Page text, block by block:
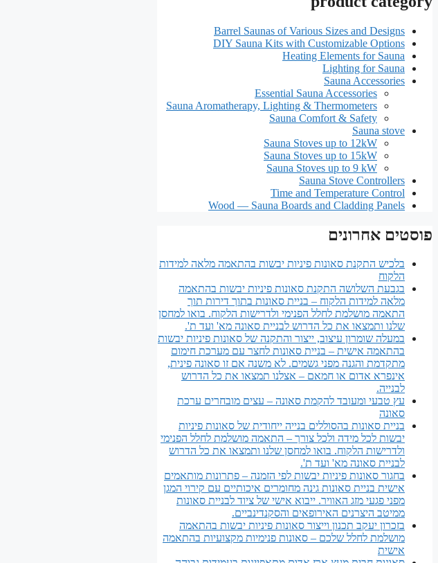
Barrel Saunas of Various Sizes and Designs
DIY Sauna Kits with Customizable Options
Heating Elements for Sauna
Lighting for Sauna
Sauna Accessories
Essential Sauna Accessories
Sauna Aromatherapy, Lighting & Thermometers
Sauna Comfort & Safety
Sauna stove
Sauna Stoves up to 12kW
Sauna Stoves up to 15kW
Sauna Stoves up to 9 kW
Sauna Stove Controllers
Time and Temperature Control
Wood — Sauna Boards and Cladding Panels
פוסטים אחרונים
בלכיש התקנת סאונות פיניות יבשות בהתאמה מלאה למידות
הלקוח
בגבעת השלושה התקנת סאונות פיניות יבשות בהתאמה
מלאה למידות הלקוח – בניית סאונות בתוך דירות תוך
התאמה מושלמת לחלל הפנימי ולדרישות הלקוח. בואו למחסן
שלנו ותמצאו את כל הדרוש לבניית סאונה מא' ועד ת'.
במעלה שומרון עיצוב, ייצור והתקנה של סאונות פיניות יבשות
בהתאמה אישית – בניית סאונות לחצר עם מערכת חימום
מתקדמת והגנה מפני גשמים. לא משנה אם זו סאונה פינית,
אינפרא אדום או חמאם – אצלנו תמצאו את כל הדרוש
לבנייה.
עץ טבעי ומעובד להקמת סאונה – עצים מובחרים ערכת
סאונה
בניית סאונות בהסוללים בנייה ייחודית של סאונות פיניות
יבשות לכל מידה ולכל צורך – התאמה מושלמת לחלל הפנימי
ולדרישות הלקוח. בואו למחסן שלנו ותמצאו את כל הדרוש
לבניית סאונה מא' ועד ת'.
בחגור סאונות פיניות יבשות לפי הזמנה – פתרונות מותאמים
אישית בניית סאונות גינה מחומרים איכותיים עם קירוי המגן
מפני פגעי מזג האוויר. ייבוא אישי של ציוד לבניית סאונות
ממיטב היצרנים האירופאים והסקנדינביים.
בזכרון יעקב תכנון וייצור סאונות פיניות יבשות בהתאמה
מושלמת לחלל שלכם – סאונות פנימיות מקצועיות בהתאמה
אישית